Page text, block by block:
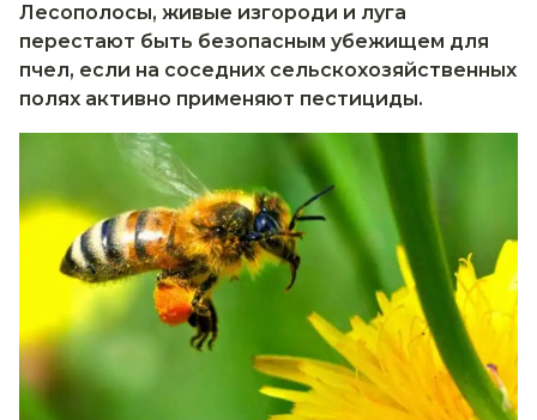
Лесополосы, живые изгороди и луга
перестают быть безопасным убежищем для
пчел, если на соседних сельскохозяйственных
полях активно применяют пестициды.